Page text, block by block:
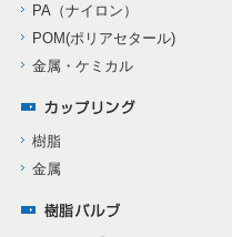
PA（ナイロン）
POM(ポリアセタール)
金属・ケミカル
樹脂
金属